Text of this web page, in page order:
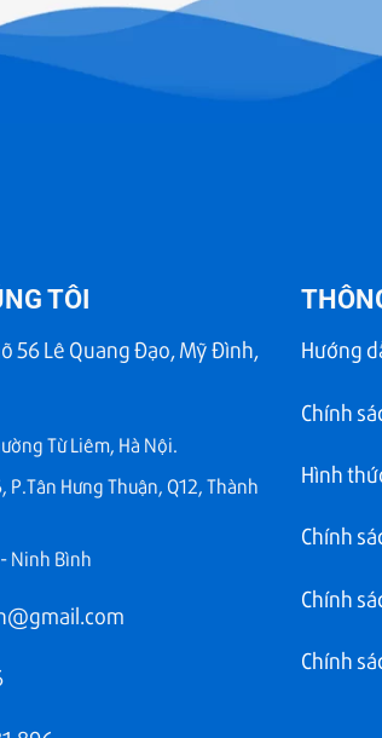
TÔI
56 Lê Quang Đạo, Mỹ Đình,
Từ Liêm, Hà Nội.
P.Tân Hưng Thuận, Q12, Thành
Ninh Bình
Hướng
Chính
Hình
Chính
Chính
Chính